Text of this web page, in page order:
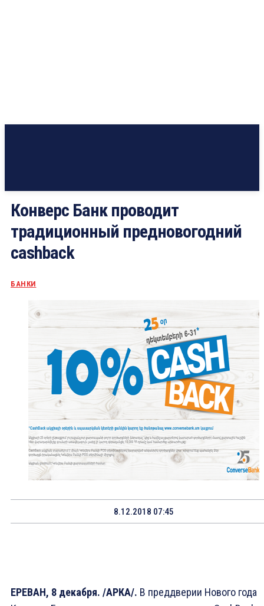
Конверс Банк проводит
традиционный предновогодний
cashback
БАНКИ
8.12.2018 07:45
ЕРЕВАН, 8 декабря. /АРКА/. В преддверии Нового года